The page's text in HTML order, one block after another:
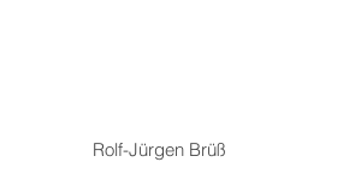
Rolf-Jürgen Brüß